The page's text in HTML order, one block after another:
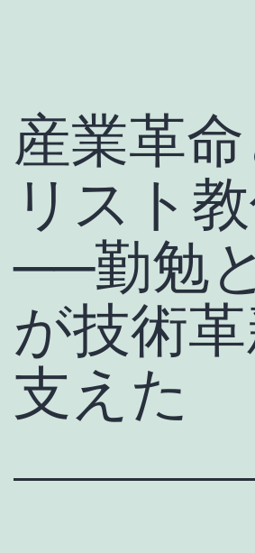
産業革
リスト
──勤勉
が技術
支えた